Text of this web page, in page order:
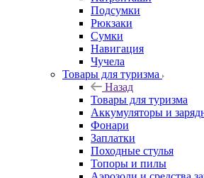
Подсумки
Рюкзаки
Сумки
Навигация
Чучела
Товары для туризма
Назад
Товары для туризма
Аккумуляторы и
Фонари
Заплатки
Походные стулья
Топоры и пилы